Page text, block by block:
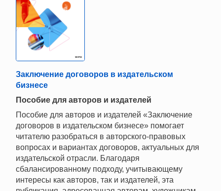
Заключение договоров в издательском
бизнесе
Пособие для авторов и издателей
Пособие для авторов и издателей «Заключение
договоров в издательском бизнесе» помогает
читателю разобраться в авторского-правовых
вопросах и вариантах договоров, актуальных для
издательской отрасли. Благодаря
сбалансированному подходу, учитывающему
интересы как авторов, так и издателей, эта